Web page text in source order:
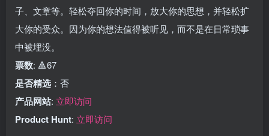
子、文章等。轻松夺回你的时间，放大你的思想，并轻松扩
大你的受众。因为你的想法值得被听见，而不是在日常琐事
中被埋没。
票数: 🔺67
是否精选 ：否
产品网站: 立即访问
Product Hunt: 立即访问